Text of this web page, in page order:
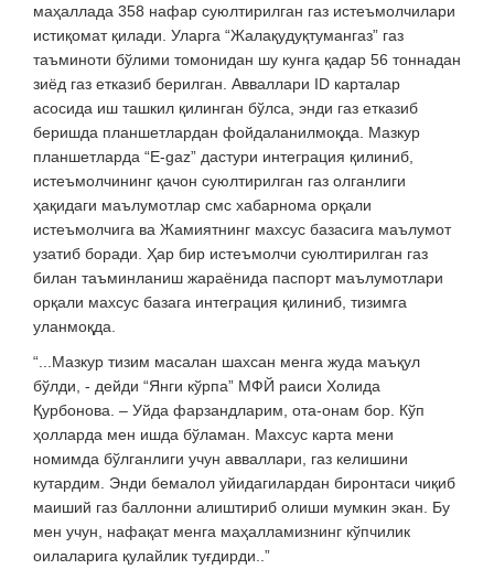
маҳаллада 358 нафар суюлтирилган газ истеъмолчилари
истиқомат қилади. Уларга “Жалақудуқтумангаз” газ
таъминоти бўлими томонидан шу кунга қадар 56 тоннадан
зиёд газ етказиб берилган. Авваллари ID карталар
асосида иш ташкил қилинган бўлса, энди газ етказиб
беришда планшетлардан фойдаланилмоқда. Мазкур
планшетларда “E-gaz” дастури интегрaция қилиниб,
истеъмолчининг қачон суюлтирилган газ олганлиги
ҳақидаги маълумотлар смс хабарнома орқали
истеъмолчига ва Жамиятнинг махсус базасига маълумот
узатиб боради. Ҳар бир истеъмолчи суюлтирилган газ
билан таъминланиш жараёнида паспорт маълумотлари
орқали махсус базага интеграция қилиниб, тизимга
уланмоқда.
“...Мазкур тизим масалан шахсан менга жуда маъқул
бўлди, - дейди “Янги кўрпа” МФЙ раиси Холида
Қурбонова. – Уйда фарзандларим, ота-онам бор. Кўп
ҳолларда мен ишда бўламан. Махсус карта мени
номимда бўлганлиги учун авваллари, газ келишини
кутардим. Энди бемалол уйидагилардан биронтаси чиқиб
маиший газ баллонни алиштириб олиши мумкин экан. Бу
мен учун, нафақат менга маҳалламизнинг кўпчилик
оилаларига қулайлик туғдирди..”